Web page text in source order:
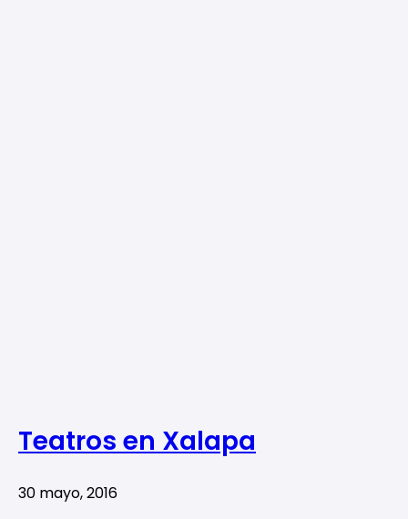
Teatros en Xalapa
30 mayo, 2016